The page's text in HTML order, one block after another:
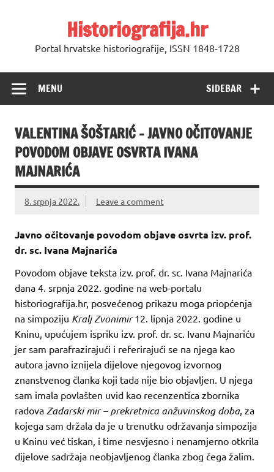
Historiografija.hr
Portal hrvatske historiografije, ISSN 1848-1728
SIDEBAR
MENU
VALENTINA ŠOŠTARIĆ – JAVNO OČITOVANJE
POVODOM OBJAVE OSVRTA IVANA
MAJNARIĆA
8. srpnja 2022. Leave a comment
Javno očitovanje povodom objave osvrta izv. prof.
dr. sc. Ivana Majnarića
Povodom objave teksta izv. prof. dr. sc. Ivana Majnarića
dana 4. srpnja 2022. godine na web-portalu
historiografija.hr, posvećenog prikazu moga priopćenja
na simpoziju Kralj Zvonimir12. lipnja 2022. godine u
Kninu, upućujem ispriku izv. prof. dr. sc. Ivanu Majnariću
jer sam parafrazirajući i referirajući se na njega kao
autora javno iznijela dijelove njegovog izvornog
znanstvenog članka koji tada nije bio objavljen. U njega
sam imala povlašten uvid kao recenzentica zbornika
radova Zadarski mir – prekretnica anžuvinskog doba, za
kojega sam držala da je u trenutku održavanja simpozija
u Kninu već tiskan, i time nesvjesno i nenamjerno otkrila
dijelove sadržaja neobjavljenog članka zbog čega žalim.